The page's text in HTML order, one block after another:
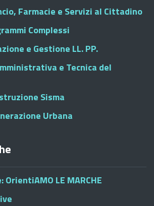
Farmacie e Servizi al Cittadino
Complessi
e Gestione LL. PP.
e Tecnica del
Sisma
Urbana
LE MARCHE